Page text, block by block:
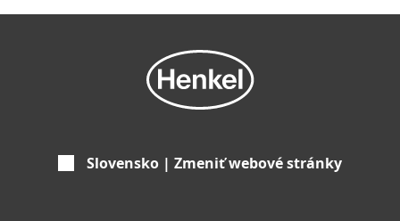
Slovensko | Zmeniť webové stránky